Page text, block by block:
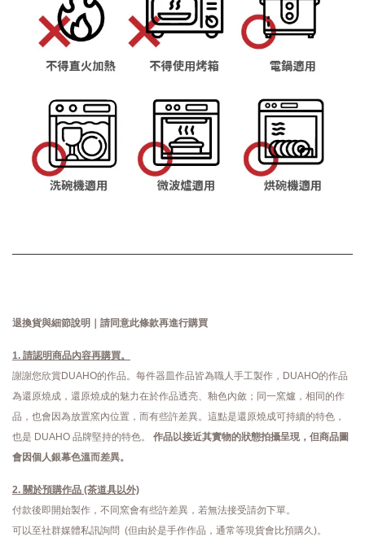
退換貨與細節說明｜請同意此條款再進行購買
1. 請認明商品內容再購買。
謝謝您欣賞DUAHO的作品。每件器皿作品皆為職人手工製作，DUAHO的作品
為還原燒成，還原燒成的魅力在於作品透亮、釉色內斂；同一窯爐，相同的作
品，也會因為放置窯內位置，而有些許差異。這點是還原燒成可持續的特色，
也是 DUAHO 品牌堅持的特色。 作品以接近其實物的狀態拍攝呈現，但商品圖
會因個人銀幕色溫而差異。
2. 關於預購作品 (茶道具以外)
付款後即開始製作，不同窯會有些許差異，若無法接受請勿下單。
可以至社群媒體私訊詢問 (但由於是手作作品，通常等現貨會比預購久)。